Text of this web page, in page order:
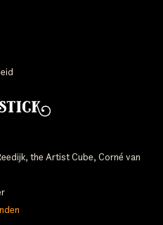
the Artist Cube, Corné van